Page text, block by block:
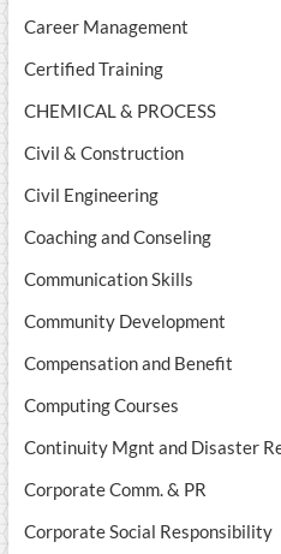
Career Management
Certified Training
CHEMICAL & PROCESS
Civil & Construction
Civil Engineering
Coaching and Conseling
Communication Skills
Community Development
Compensation and Benefit
Computing Courses
Continuity Mgnt and Disaster
Corporate Comm. & PR
Corporate Social Responsibility